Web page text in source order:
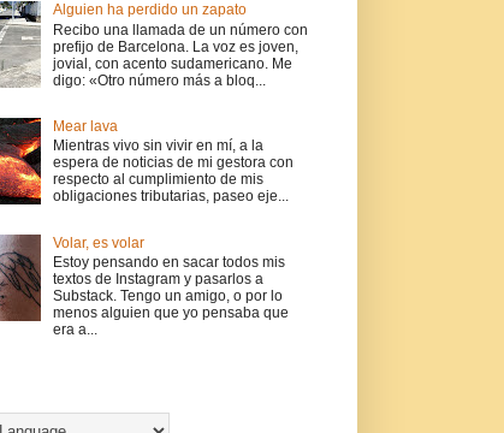
Alguien ha perdido un zapato
Recibo una llamada de un número con
prefijo de Barcelona. La voz es joven,
jovial, con acento sudamericano. Me
digo: «Otro número más a bloq...
Mear lava
Mientras vivo sin vivir en mí, a la
espera de noticias de mi gestora con
respecto al cumplimiento de mis
obligaciones tributarias, paseo eje...
Volar, es volar
Estoy pensando en sacar todos mis
textos de Instagram y pasarlos a
Substack. Tengo un amigo, o por lo
menos alguien que yo pensaba que
era a...